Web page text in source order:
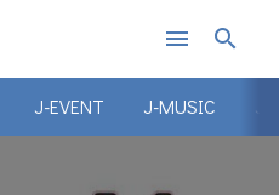
menu search
J-EVENT J-MUSIC J-